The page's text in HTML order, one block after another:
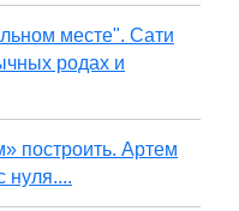
месте". Сати
родах и
построить. Артем
нуля....